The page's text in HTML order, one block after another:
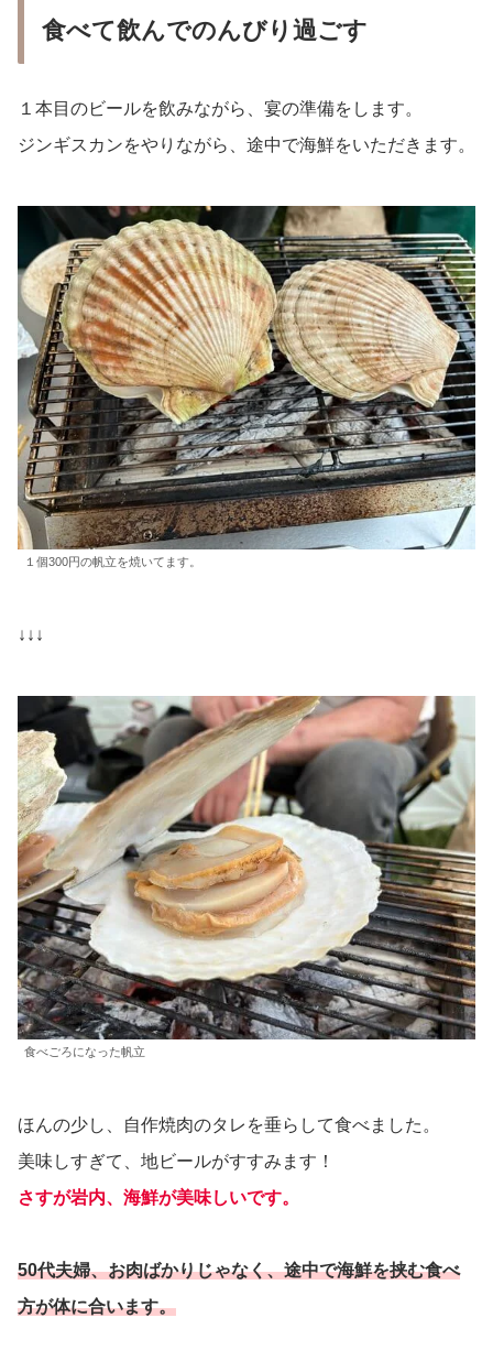
食べて飲んでのんびり過ごす
１本目のビールを飲みながら、宴の準備をします。
ジンギスカンをやりながら、途中で海鮮をいただきます。
１個300円の帆立を焼いてます。
↓↓↓
食べごろになった帆立
ほんの少し、自作焼肉のタレを垂らして食べました。
美味しすぎて、地ビールがすすみます！
さすが岩内、海鮮が美味しいです。
50代夫婦、お肉ばかりじゃなく、途中で海鮮を挟む食べ
方が体に合います。